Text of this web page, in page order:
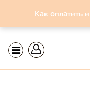
Как оплатить